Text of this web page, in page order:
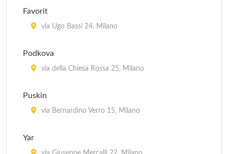
via Ariberto 31, Milano
via Ludovico Montegani 68, Milano
via Lodovico il Moro 61, Milano
Favorit
via Ugo Bassi 24, Milano
Podkova
via della Chiesa Rossa 25, Milano
Puskin
via Bernardino Verro 15, Milano
Yar